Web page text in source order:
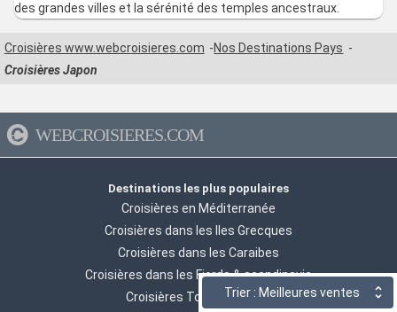
Trier : Meilleures ventes
des grandes villes et la sérénité des temples ancestraux.
Croisières www.webcroisieres.com
Nos Destinations Pays
Croisières Japon
WEBCROISIERES.COM
Destinations les plus populaires
Croisières en Méditerranée
Croisières dans les Iles Grecques
Croisières dans les Caraibes
Croisières dans les Fjords & scandinavie
Croisières Tour du monde